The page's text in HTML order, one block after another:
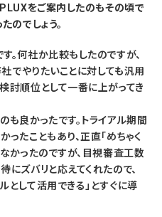
をご案内したのもその頃で
のでしょう。
。何社か比較もしたのですが、
でやりたいことに対しても汎用
討順位として一番に上がってき
も良かったです。トライアル期間
たこともあり、正直「めちゃく
なかったのですが、目視審査工数
にズバリと応えてくれたので、
として活用できる」とすぐに導